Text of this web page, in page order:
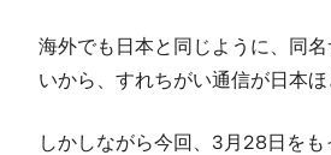
海外でも日本と同じように、同
いから、すれちがい通信が日本
しかしながら今回、3月28日を